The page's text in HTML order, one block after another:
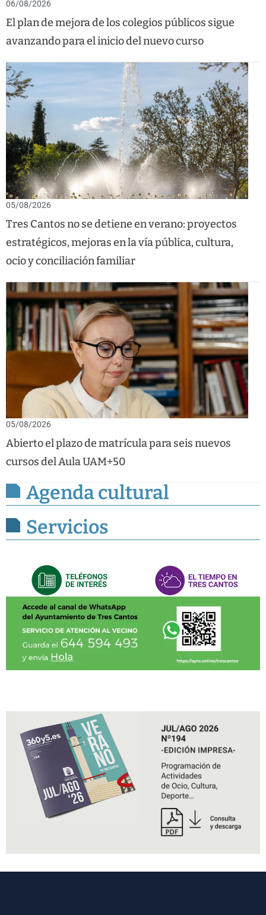
06/08/2026
El plan de mejora de los colegios públicos sigue
avanzando para el inicio del nuevo curso
05/08/2026
Tres Cantos no se detiene en verano: proyectos
estratégicos, mejoras en la vía pública, cultura,
ocio y conciliación familiar
05/08/2026
Abierto el plazo de matrícula para seis nuevos
cursos del Aula UAM+50
Agenda cultural
Servicios